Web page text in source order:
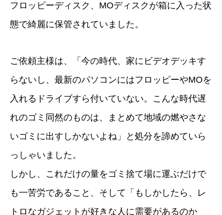
フロッピーディスク、MOディスクが箱に入った状
態で綺麗に保管されていました。
ご依頼主様は、「今の時代、家にビデオデッキす
らないし、最新のパソコンにはフロッピーやMOを
入れるドライブすら付いていない。こんな時代遅
れのゴミ同然のものは、まとめて地域の燃やさな
いゴミに出すしかないよね」と処分を諦めていら
っしゃいました。
しかし、これだけの量をゴミ捨て場に運ぶだけで
も一苦労であること、そして「もしかしたら、レ
トロなガジェットが好きな人に需要があるのか